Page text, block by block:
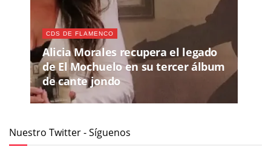
CDS DE FLAMENCO
Alicia Morales recupera el legado
de El Mochuelo en su tercer álbum
de cante jondo
Nuestro Twitter - Síguenos